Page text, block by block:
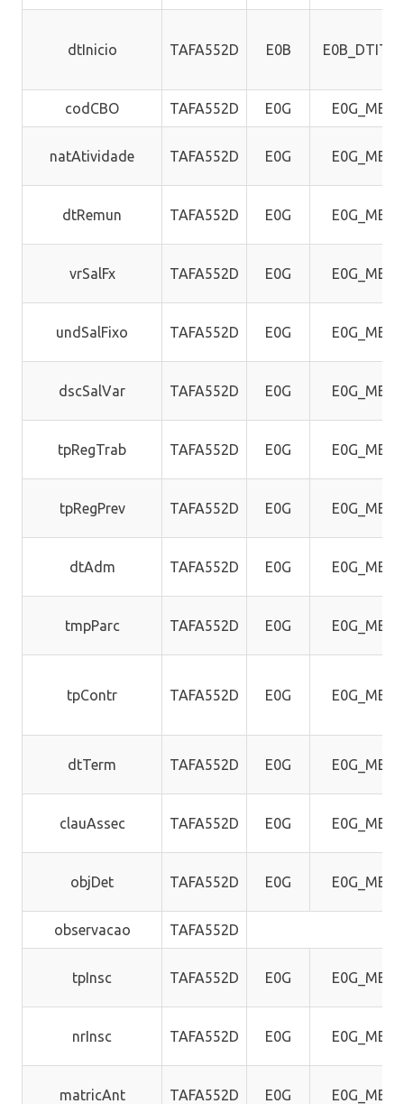
dtInicio TAFA552D E0B
codCBO TAFA552D E0G E0G_MEM
natAtividade TAFA552D E0G E0G_MEM
dtRemun TAFA552D E0G E0G_MEM
vrSalFx TAFA552D E0G E0G_MEM
undSalFixo TAFA552D E0G E0G_MEM
dscSalVar TAFA552D E0G E0G_MEM
tpRegTrab TAFA552D E0G E0G_MEM
tpRegPrev TAFA552D E0G E0G_MEM
dtAdm TAFA552D E0G E0G_MEM
tmpParc TAFA552D E0G E0G_MEM
tpContr TAFA552D E0G E0G_MEM
dtTerm TAFA552D E0G E0G_MEM
clauAssec TAFA552D E0G E0G_MEM
objDet TAFA552D E0G E0G_MEM
observacao TAFA552D
tpInsc TAFA552D E0G E0G_MEM
nrInsc TAFA552D E0G E0G_MEM
matricAnt TAFA552D E0G E0G_MEM